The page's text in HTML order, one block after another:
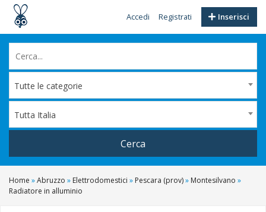
Inserisci
Accedi Registrati
Tutte le categorie
Tutta Italia
Cerca
Home »Abruzzo » Elettrodomestici » Pescara (prov)» Montesilvano »
Radiatore in alluminio